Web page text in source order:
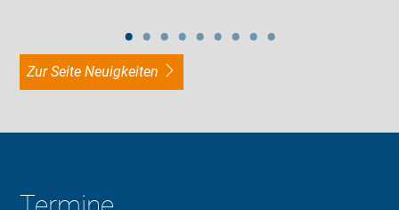
zur Seite Neuigkeiten